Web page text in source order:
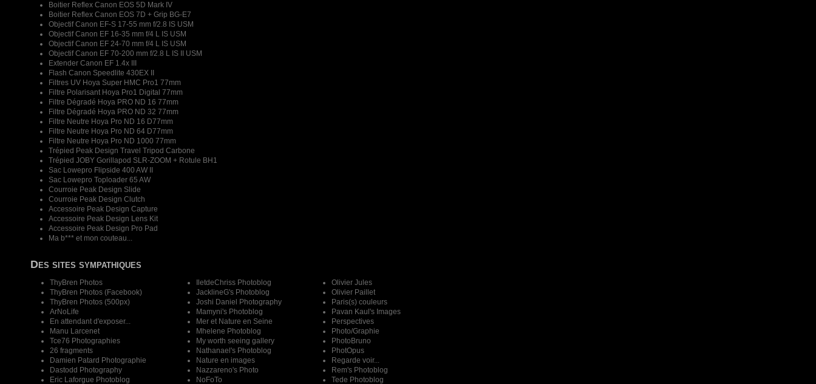
Boitier Reflex Canon EOS 5D Mark IV
Boitier Reflex Canon EOS 7D + Grip BG-E7
Objectif Canon EF-S 17-55 mm f/2.8 IS USM
Objectif Canon EF 16-35 mm f/4 L IS USM
Objectif Canon EF 24-70 mm f/4 L IS USM
Objectif Canon EF 70-200 mm f/2.8 L IS II USM
Extender Canon EF 1.4x III
Flash Canon Speedlite 430EX II
Filtres UV Hoya Super HMC Pro1 77mm
Filtre Polarisant Hoya Pro1 Digital 77mm
Filtre Dégradé Hoya PRO ND 16 77mm
Filtre Dégradé Hoya PRO ND 32 77mm
Filtre Neutre Hoya Pro ND 16 D77mm
Filtre Neutre Hoya Pro ND 64 D77mm
Filtre Neutre Hoya Pro ND 1000 77mm
Trépied Peak Design Travel Tripod Carbone
Trépied JOBY Gorillapod SLR-ZOOM + Rotule BH1
Sac Lowepro Flipside 400 AW II
Sac Lowepro Toploader 65 AW
Courroie Peak Design Slide
Courroie Peak Design Clutch
Accessoire Peak Design Capture
Accessoire Peak Design Lens Kit
Accessoire Peak Design Pro Pad
Ma b*** et mon couteau...
Des sites sympathiques
ThyBren Photos
ThyBren Photos (Facebook)
ThyBren Photos (500px)
ArNoLife
En attendant d'exposer...
Manu Larcenet
Tce76 Photographies
26 fragments
Damien Patard Photographie
Dastodd Photography
Eric Laforgue Photoblog
IletdeChriss Photoblog
JacklineG's Photoblog
Joshi Daniel Photography
Mamyni's Photoblog
Mer et Nature en Seine
Mhelene Photoblog
My worth seeing gallery
Nathanael's Photoblog
Nature en images
Nazzareno's Photo
NoFoTo
Olivier Jules
Olivier Paillet
Paris(s) couleurs
Pavan Kaul's Images
Perspectives
Photo/Graphie
PhotoBruno
PhotOpus
Regarde voir...
Rem's Photoblog
Tede Photoblog